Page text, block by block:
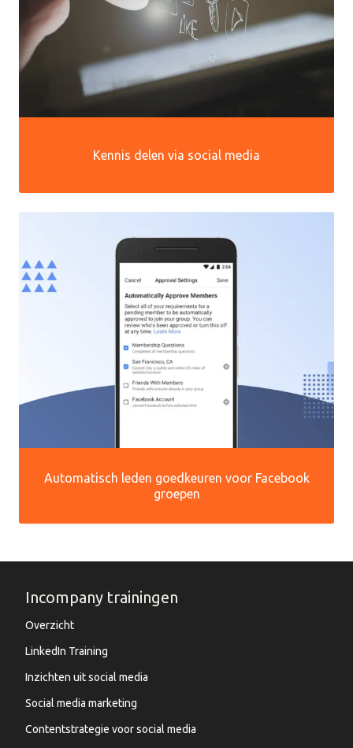
Kennis delen via social media
Automatisch leden goedkeuren voor Facebook
groepen
Incompany trainingen
Overzicht
LinkedIn Training
Inzichten uit social media
Social media marketing
Contentstrategie voor social media